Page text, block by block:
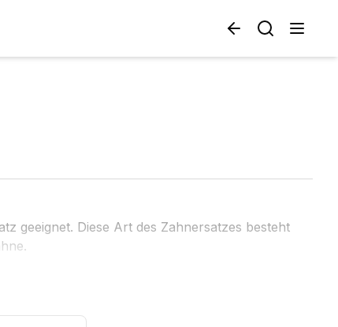
geeignet. Diese Art des Zahnersatzes besteht